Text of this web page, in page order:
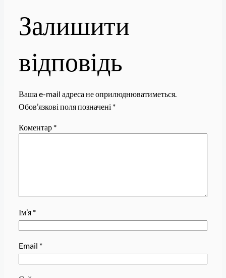
Залишити
відповідь
Ваша e-mail адреса не оприлюднюватиметься.
Обов’язкові поля позначені *
Коментар *
Ім’я *
Email *